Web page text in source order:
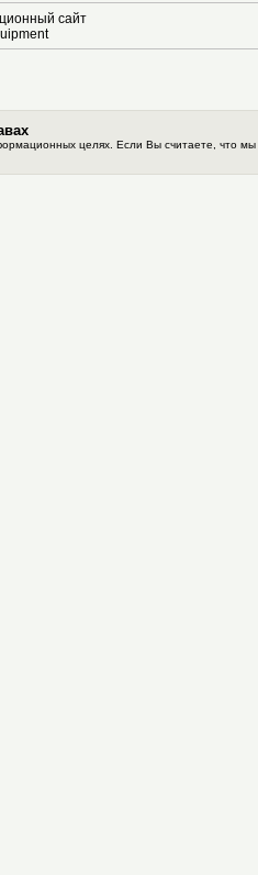
сайт
целях. Если Вы считаете, что